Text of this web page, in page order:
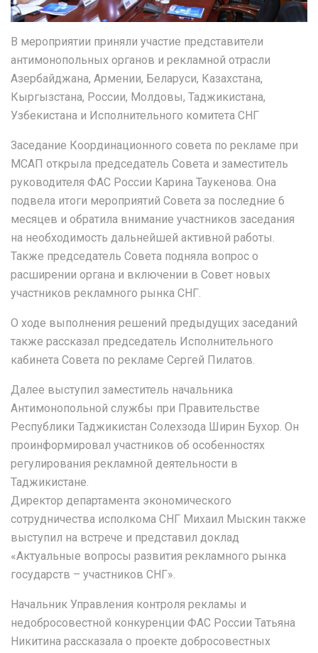
В мероприятии приняли участие представители
антимонопольных органов и рекламной отрасли
Азербайджана, Армении, Беларуси, Казахстана,
Кыргызстана, России, Молдовы, Таджикистана,
Узбекистана и Исполнительного комитета СНГ
Заседание Координационного совета по рекламе при
МСАП открыла председатель Совета и заместитель
руководителя ФАС России Карина Таукенова. Она
подвела итоги мероприятий Совета за последние 6
месяцев и обратила внимание участников заседания
на необходимость дальнейшей активной работы.
Также председатель Совета подняла вопрос о
расширении органа и включении в Совет новых
участников рекламного рынка СНГ.
О ходе выполнения решений предыдущих заседаний
также рассказал председатель Исполнительного
кабинета Совета по рекламе Сергей Пилатов.
Далее выступил заместитель начальника
Антимонопольной службы при Правительстве
Республики Таджикистан Солехзода Ширин Бухор. Он
проинформировал участников об особенностях
регулирования рекламной деятельности в
Таджикистане.
Директор департамента экономического
сотрудничества исполкома СНГ Михаил Мыскин также
выступил на встрече и представил доклад
«Актуальные вопросы развития рекламного рынка
государств – участников СНГ».
Начальник Управления контроля рекламы и
недобросовестной конкуренции ФАС России Татьяна
Никитина рассказала о проекте добросовестных